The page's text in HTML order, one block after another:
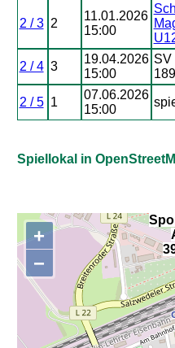
2 / 3 2
11.01.2026
15:00
2 / 4 3
19.04.2026
15:00
SV
2 / 5 1
07.06.2026
15:00
Spiellokal in
+
−
,